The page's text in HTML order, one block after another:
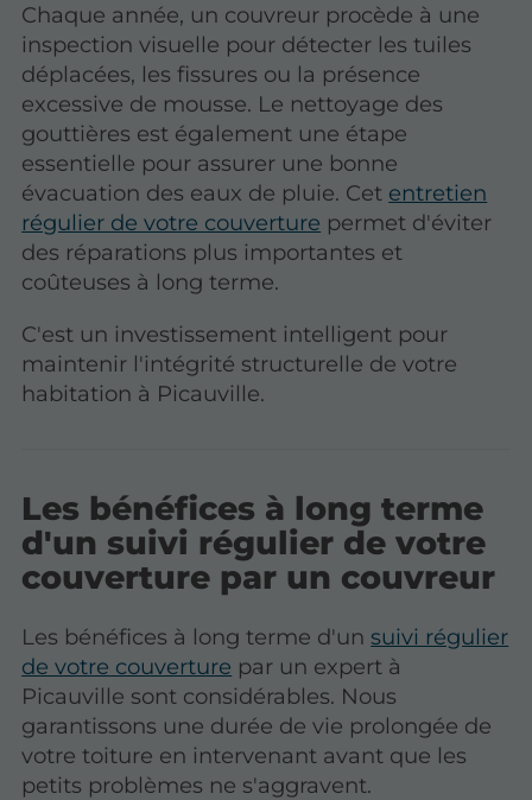
Chaque année, un couvreur procède à une
inspection visuelle pour détecter les tuiles
déplacées, les fissures ou la présence
excessive de mousse. Le nettoyage des
gouttières est également une étape
essentielle pour assurer une bonne
évacuation des eaux de pluie. Cet entretien
régulier de votre couverture permet d'éviter
des réparations plus importantes et
coûteuses à long terme.
C'est un investissement intelligent pour
maintenir l'intégrité structurelle de votre
habitation à Picauville.
Les bénéfices à long terme
d'un suivi régulier de votre
couverture par un couvreur
Les bénéfices à long terme d'unsuivi régulier
de votre couverture par un expert à
Picauville sont considérables. Nous
garantissons une durée de vie prolongée de
votre toiture en intervenant avant que les
petits problèmes ne s'aggravent.